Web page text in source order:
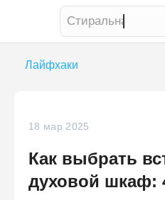
Стиральная
Лайфхаки
18 мар 2025
Как выбрать
духовой шкаф: